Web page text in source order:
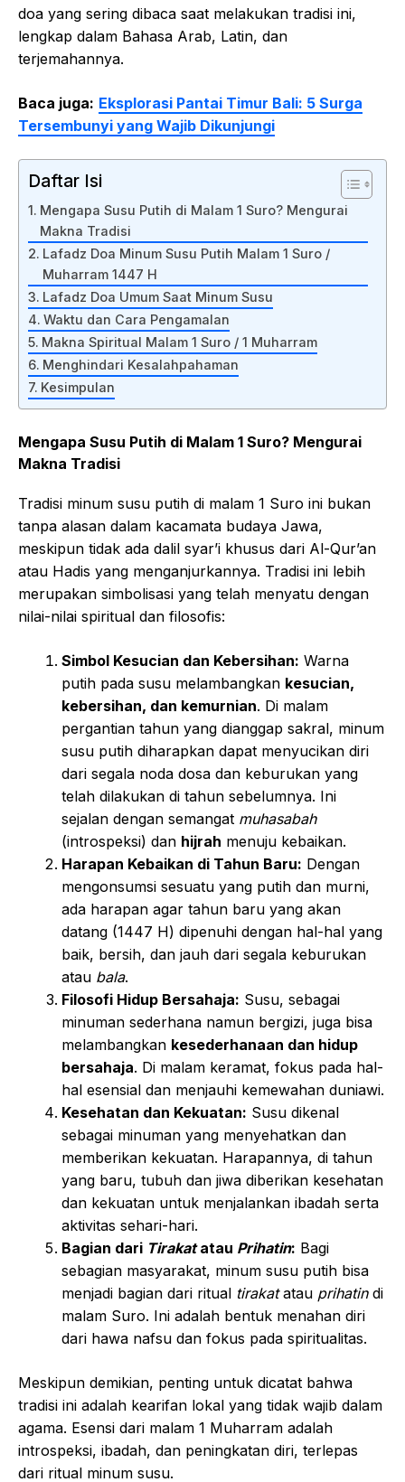
doa yang sering dibaca saat melakukan tradisi ini,
lengkap dalam Bahasa Arab, Latin, dan
terjemahannya.
Baca juga: Eksplorasi Pantai Timur Bali: 5 Surga
Tersembunyi yang Wajib Dikunjungi
Daftar Isi
Mengapa Susu Putih di Malam 1 Suro? Mengurai
Makna Tradisi
Lafadz Doa Minum Susu Putih Malam 1 Suro /
Muharram 1447 H
Lafadz Doa Umum Saat Minum Susu
Waktu dan Cara Pengamalan
Makna Spiritual Malam 1 Suro / 1 Muharram
Menghindari Kesalahpahaman
Kesimpulan
Mengapa Susu Putih di Malam 1 Suro? Mengurai
Makna Tradisi
Tradisi minum susu putih di malam 1 Suro ini bukan
tanpa alasan dalam kacamata budaya Jawa,
meskipun tidak ada dalil syar’i khusus dari Al-Qur’an
atau Hadis yang menganjurkannya. Tradisi ini lebih
merupakan simbolisasi yang telah menyatu dengan
nilai-nilai spiritual dan filosofis:
Simbol Kesucian dan Kebersihan: Warna
putih pada susu melambangkan kesucian,
kebersihan, dan kemurnian. Di malam
pergantian tahun yang dianggap sakral, minum
susu putih diharapkan dapat menyucikan diri
dari segala noda dosa dan keburukan yang
telah dilakukan di tahun sebelumnya. Ini
sejalan dengan semangat muhasabah
(introspeksi) dan hijrah menuju kebaikan.
Harapan Kebaikan di Tahun Baru: Dengan
mengonsumsi sesuatu yang putih dan murni,
ada harapan agar tahun baru yang akan
datang (1447 H) dipenuhi dengan hal-hal yang
baik, bersih, dan jauh dari segala keburukan
atau bala.
Filosofi Hidup Bersahaja: Susu, sebagai
minuman sederhana namun bergizi, juga bisa
melambangkan kesederhanaan dan hidup
bersahaja. Di malam keramat, fokus pada hal-
hal esensial dan menjauhi kemewahan duniawi.
Kesehatan dan Kekuatan: Susu dikenal
sebagai minuman yang menyehatkan dan
memberikan kekuatan. Harapannya, di tahun
yang baru, tubuh dan jiwa diberikan kesehatan
dan kekuatan untuk menjalankan ibadah serta
aktivitas sehari-hari.
Bagian dari Tirakatatau Prihatin: Bagi
sebagian masyarakat, minum susu putih bisa
menjadi bagian dari ritual tirakatatau prihatindi
malam Suro. Ini adalah bentuk menahan diri
dari hawa nafsu dan fokus pada spiritualitas.
Meskipun demikian, penting untuk dicatat bahwa
tradisi ini adalah kearifan lokal yang tidak wajib dalam
agama. Esensi dari malam 1 Muharram adalah
introspeksi, ibadah, dan peningkatan diri, terlepas
dari ritual minum susu.